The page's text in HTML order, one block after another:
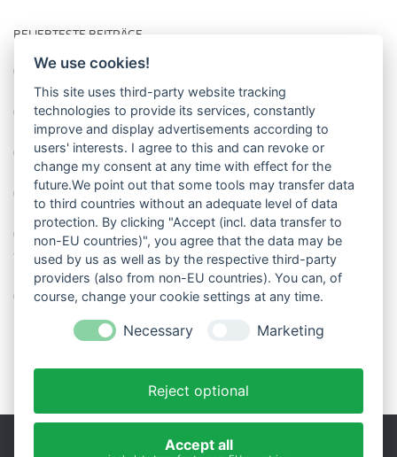
BELIEBTESTE BEITRÄGE
So misst man die Lufttemperatur richtig
Die richtige Wasserpumpe für den Garten
Das Wetter-Netzwerk WeatherCloud
So stellt man einen Regenmesser korrekt auf
11 Dinge über den Luftdruck, die Sie garantiert noch nicht alle
wussten
Blitzstatistik Europa: Wo gewittert es am meisten?
We use cookies!
This site uses third-party website tracking
technologies to provide its services, constantly
improve and display advertisements according to
users' interests. I agree to this and can revoke or
change my consent at any time with effect for the
future.We point out that some tools may transfer data
to third countries without an adequate level of data
protection. By clicking "Accept (incl. data transfer to
non-EU countries)", you agree that the data may be
used by us as well as by the respective third-party
providers (also from non-EU countries). You can, of
course, change your cookie settings at any time.
Necessary Marketing
Reject optional
Accept all